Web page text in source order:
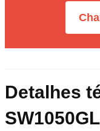
Detalhes
SW1050GL